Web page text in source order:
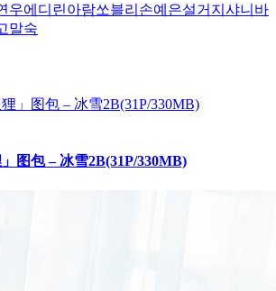
우에디린아람쏘블리 손예은설거지 샤니 바
말숙
」图包 – 冰雪2B(31P/330MB)